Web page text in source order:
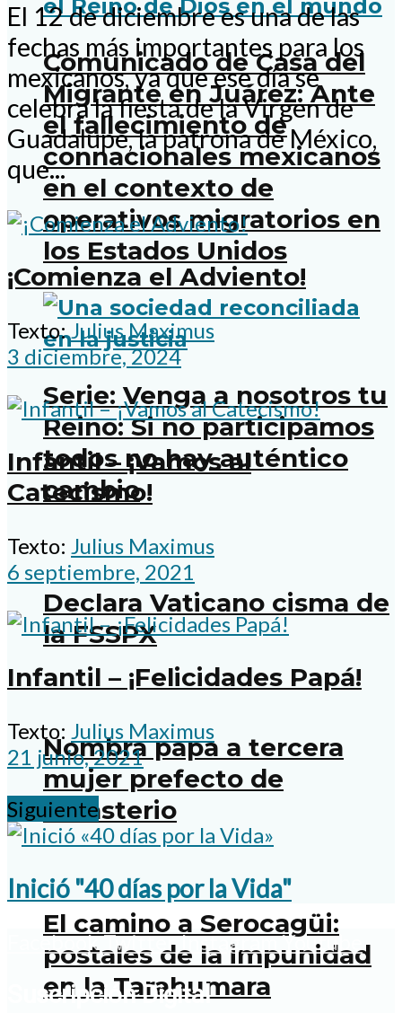
Comunicado de Casa del
Migrante en Juárez: Ante
el fallecimiento de
connacionales mexicanos
en el contexto de
operativos migratorios en
los Estados Unidos
Serie: Venga a nosotros tu
Reino: Si no participamos
todos no hay auténtico
cambio
Declara Vaticano cisma de
la FSSPX
Nombra papa a tercera
mujer prefecto de
Dicasterio
El camino a Serocagüi:
postales de la impunidad
en la Tarahumara
El 12 de diciembre es una de las
fechas más importantes para los
mexicanos, ya que ese día se
celebra la fiesta de la Virgen de
Guadalupe, la patrona de México,
que...
¡Comienza el Adviento!
Texto:Julius Maximus
3 diciembre, 2024
Infantil – ¡Vamos al
Catecismo!
Texto: Julius Maximus
6 septiembre, 2021
Infantil – ¡Felicidades Papá!
Texto: Julius Maximus
21 junio, 2021
Siguiente
Inició "40 días por la Vida"
FacebookTwitterInstagramYoutube
Suscripción Digital